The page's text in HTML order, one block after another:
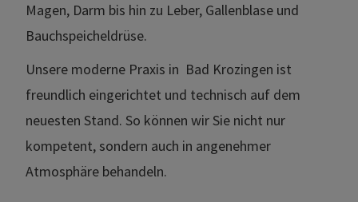
Magen, Darm bis hin zu Leber, Gallenblase und
Bauchspeicheldrüse.
Unsere moderne Praxis in Bad Krozingen ist
freundlich eingerichtet und technisch auf dem
neuesten Stand. So können wir Sie nicht nur
kompetent, sondern auch in angenehmer
Atmosphäre behandeln.